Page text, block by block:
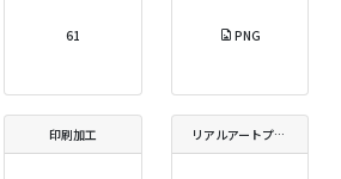
61 PNG
印刷加工 リアルアートプリントサイズ